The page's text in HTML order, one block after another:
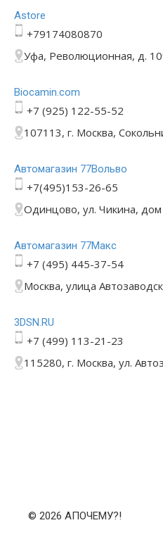
Astore
+79174080870
Уфа, Революционная, д.
Bioсamin.com
+7 (925) 122-55-52
107113, г. Москва,
Автомагазин 77Вольво
+7(495)153-26-65
Одинцово, ул. Чикина,
Автомагазин 77Макс
+7 (495) 445-37-54
Москва, улица
3DSN.RU
+7 (499) 113-21-23
115280, г. Москва, ул.
© 2026 АПОЧЕМУ?!